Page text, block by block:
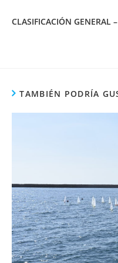
CLASIFICACIÓN GENERAL
TAMBIÉN PODRÍA